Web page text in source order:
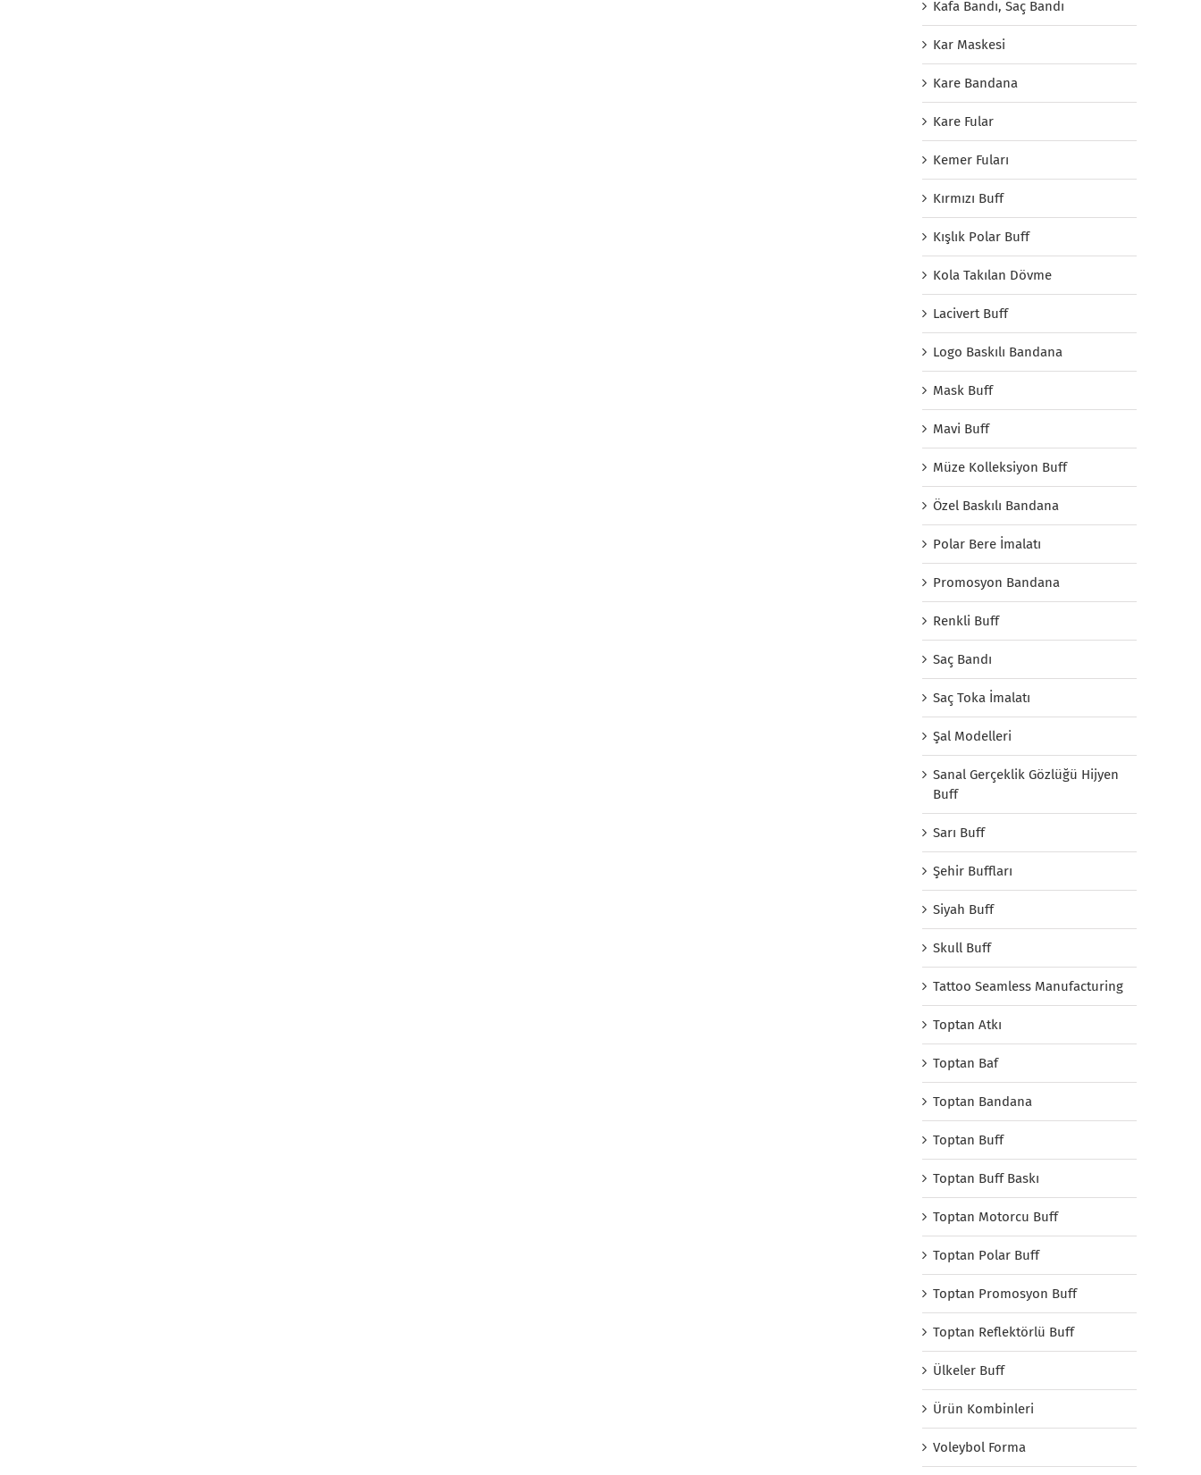
Kafa Bandı, Saç Bandı
Kar Maskesi
Kare Bandana
Kare Fular
Kemer Fuları
Kırmızı Buff
Kışlık Polar Buff
Kola Takılan Dövme
Lacivert Buff
Logo Baskılı Bandana
Mask Buff
Mavi Buff
Müze Kolleksiyon Buff
Özel Baskılı Bandana
Polar Bere İmalatı
Promosyon Bandana
Renkli Buff
Saç Bandı
Saç Toka İmalatı
Şal Modelleri
Sanal Gerçeklik Gözlüğü Hijyen
Buff
Sarı Buff
Şehir Buffları
Siyah Buff
Skull Buff
Tattoo Seamless Manufacturing
Toptan Atkı
Toptan Baf
Toptan Bandana
Toptan Buff
Toptan Buff Baskı
Toptan Motorcu Buff
Toptan Polar Buff
Toptan Promosyon Buff
Toptan Reflektörlü Buff
Ülkeler Buff
Ürün Kombinleri
Voleybol Forma